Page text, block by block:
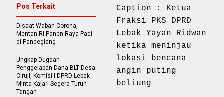
Caption : Ketua
Fraksi PKS DPRD
Lebak Yayan Ridwan
ketika meninjau
lokasi bencana
angin puting
beliung
Pos Terkait
Disaat Wabah Corona,
Mentan RI Panen Raya Padi
di Pandeglang
Ungkap Dugaan
Penggelapan Dana BLT Desa
Ciruji, Komisi I DPRD Lebak
Minta Kajari Segera Turun
Tangan